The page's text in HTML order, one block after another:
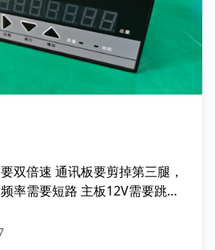
双倍速 通讯板要剪掉第三腿，
率需要短路 主板12V需要跳线